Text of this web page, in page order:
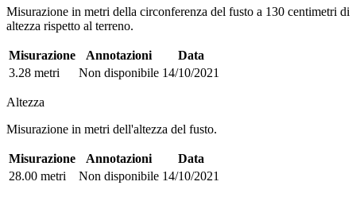
Misurazione in metri della circonferenza del fusto a 130 centimetri di
altezza rispetto al terreno.
Misurazione Annotazioni
Data
3.28 metri
Non disponibile 14/10/2021
Altezza
Misurazione in metri dell'altezza del fusto.
Misurazione Annotazioni
Data
28.00 metri
Non disponibile 14/10/2021